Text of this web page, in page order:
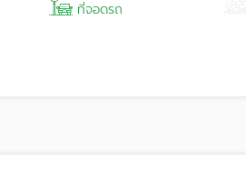
ที่จอดรถ